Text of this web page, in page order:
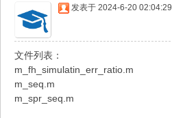
发表于 2024-6-20 02:04:29
文件列表：
m_fh_simulatin_err_ratio.m
m_seq.m
m_spr_seq.m